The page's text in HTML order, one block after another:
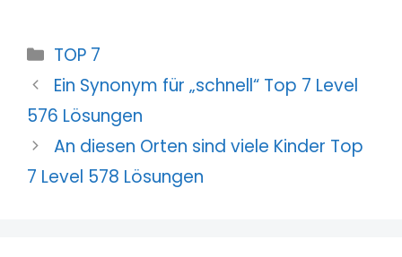
Kategorien
TOP 7
Ein Synonym für „schnell“ Top 7 Level
576 Lösungen
An diesen Orten sind viele Kinder Top
7 Level 578 Lösungen